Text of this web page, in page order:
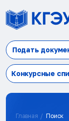
Подать
Конкурсные
Главная Поиск